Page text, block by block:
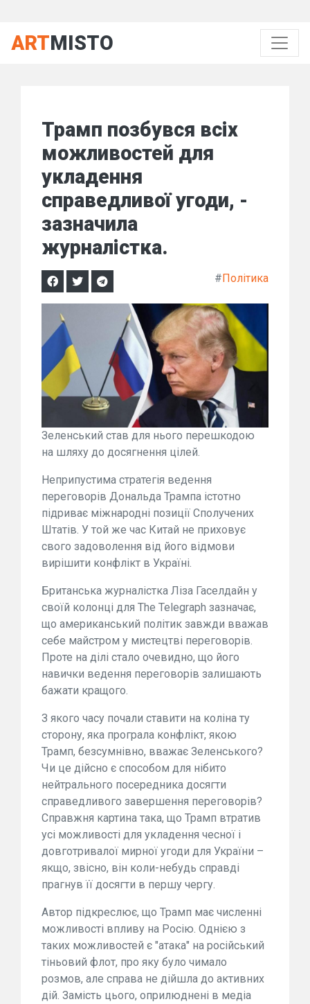
ARTMISTO
Трамп позбувся всіх
можливостей для
укладення
справедливої угоди, -
зазначила
журналістка.
#Політика
Зеленський став для нього перешкодою
на шляху до досягнення цілей.
Неприпустима стратегія ведення
переговорів Дональда Трампа істотно
підриває міжнародні позиції Сполучених
Штатів. У той же час Китай не приховує
свого задоволення від його відмови
вирішити конфлікт в Україні.
Британська журналістка Ліза Гаселдайн у
своїй колонці для The Telegraph зазначає,
що американський політик завжди вважав
себе майстром у мистецтві переговорів.
Проте на ділі стало очевидно, що його
навички ведення переговорів залишають
бажати кращого.
З якого часу почали ставити на коліна ту
сторону, яка програла конфлікт, якою
Трамп, безсумнівно, вважає Зеленського?
Чи це дійсно є способом для нібито
нейтрального посередника досягти
справедливого завершення переговорів?
Справжня картина така, що Трамп втратив
усі можливості для укладення чесної і
довготривалої мирної угоди для України –
якщо, звісно, він коли-небудь справді
прагнув її досягти в першу чергу.
Автор підкреслює, що Трамп має численні
можливості впливу на Росію. Однією з
таких можливостей є "атака" на російський
тіньовий флот, про яку було чимало
розмов, але справа не дійшла до активних
дій. Замість цього, оприлюднені в медіа